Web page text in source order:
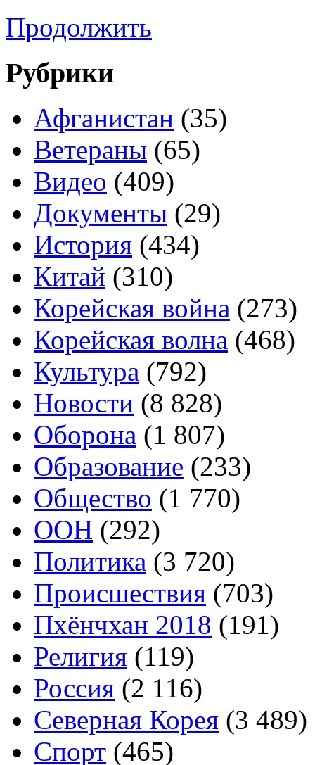
Продолжить
Рубрики
Афганистан (35)
Ветераны (65)
Видео (409)
Документы (29)
История (434)
Китай (310)
Корейская война (273)
Корейская волна (468)
Культура (792)
Новости (8 828)
Оборона (1 807)
Образование (233)
Общество (1 770)
ООН (292)
Политика (3 720)
Происшествия (703)
Пхёнчхан 2018 (191)
Религия (119)
Россия (2 116)
Северная Корея (3 489)
Спорт (465)